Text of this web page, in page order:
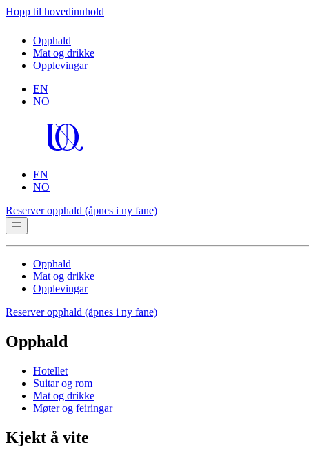
Hopp til hovedinnhold
Opphald
Mat og drikke
Opplevingar
EN
NO
EN
NO
Reserver opphald (åpnes i ny fane)
Opphald
Mat og drikke
Opplevingar
Reserver opphald (åpnes i ny fane)
Opphald
Hotellet
Suitar og rom
Mat og drikke
Møter og feiringar
Kjekt å vite